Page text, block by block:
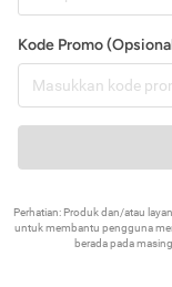
Kode Promo
Perhatian: Produk dan/atau
untuk membantu pengguna
berada pada